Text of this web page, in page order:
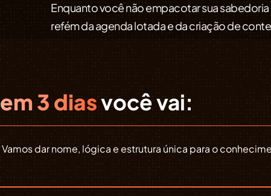
Enquanto você não empacotar sua
refém da agenda lotada e da criação de
em 3 diasvocê vai:
Vamos dar nome, lógica e estrutura única para o